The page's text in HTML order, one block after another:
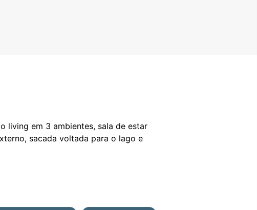
living em 3 ambientes, sala de estar
sacada voltada para o lago e